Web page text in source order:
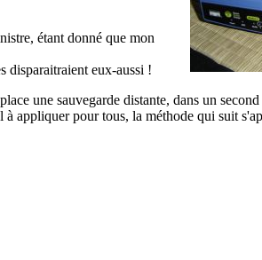
étant donné que mon
disparaitraient eux-aussi !
une sauvegarde distante, dans un
appliquer pour tous, la méthode qui suit